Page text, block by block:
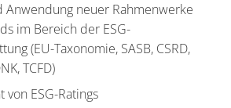
Anwendung neuer Rahmenwerke
im Bereich der ESG-
(EU-Taxonomie, SASB, CSRD,
TCFD)
von ESG-Ratings